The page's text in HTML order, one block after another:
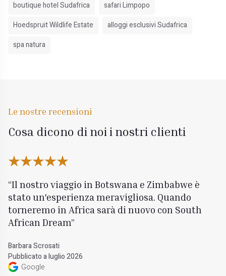
boutique hotel Sudafrica
safari Limpopo
Hoedspruit Wildlife Estate
alloggi esclusivi Sudafrica
spa natura
Le nostre recensioni
Cosa dicono di noi i nostri clienti
Il nostro viaggio in Botswana e Zimbabwe è
stato un'esperienza meravigliosa. Quando
torneremo in Africa sarà di nuovo con South
African Dream
Barbara Scrosati
Pubblicato a luglio 2026
Google